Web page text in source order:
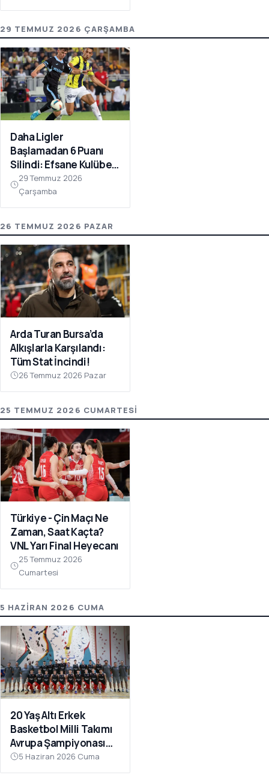
29 TEMMUZ 2026 ÇARŞAMBA
Daha Ligler
Başlamadan 6 Puanı
Silindi: Efsane Kulübe
FIFA Darbesi!
29 Temmuz 2026
Çarşamba
26 TEMMUZ 2026 PAZAR
Arda Turan Bursa’da
Alkışlarla Karşılandı:
Tüm Stat İncindi!
26 Temmuz 2026 Pazar
25 TEMMUZ 2026 CUMARTESI
Türkiye - Çin Maçı Ne
Zaman, Saat Kaçta?
VNL Yarı Final Heyecanı
25 Temmuz 2026
Cumartesi
5 HAZIRAN 2026 CUMA
20 Yaş Altı Erkek
Basketbol Milli Takımı
Avrupa Şampiyonası
Hazırlıkları İçin
Çanakkale’de Kampa
5 Haziran 2026 Cuma